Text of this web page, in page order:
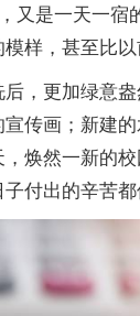
又是一天一宿
样，甚至比以
，更加绿意
传画；新建
焕然一新的
付出的辛苦都